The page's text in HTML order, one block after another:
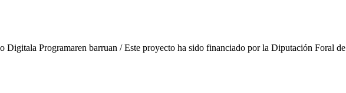
Programaren barruan / Este proyecto ha sido financiado por la Diputación Foral de